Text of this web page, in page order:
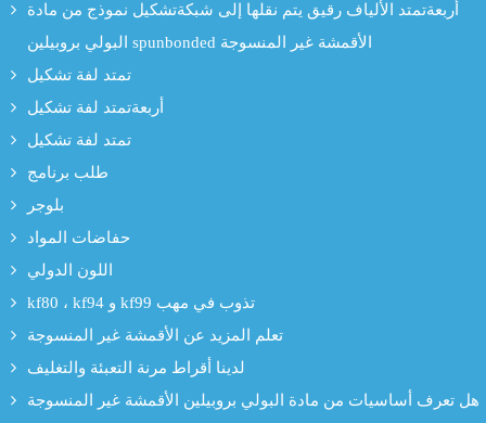
أربعةتمتد الألياف رقيق يتم نقلها إلى شبكةتشكيل نموذج من مادة
البولي بروبيلين spunbonded الأقمشة غير المنسوجة
تمتد لفة تشكيل
أربعةتمتد لفة تشكيل
تمتد لفة تشكيل
طلب برنامج
بلوجر
حفاضات المواد
اللون الدولي
kf80 ، kf94 و kf99 تذوب في مهب
تعلم المزيد عن الأقمشة غير المنسوجة
لدينا أقراط مرنة التعبئة والتغليف
هل تعرف أساسيات من مادة البولي بروبيلين الأقمشة غير المنسوجة